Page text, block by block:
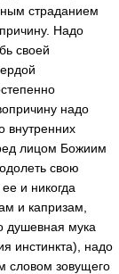
страданием
Надо
своей
надо
внутренних
лицом Божиим
свою
и никогда
и капризам,
душевная мука
инстинкта), надо
словом зовущего